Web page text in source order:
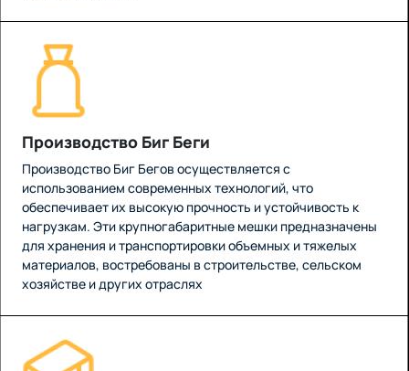
Производство Биг Беги
Производство Биг Бегов осуществляется с
использованием современных технологий, что
обеспечивает их высокую прочность и устойчивость к
нагрузкам. Эти крупногабаритные мешки предназначены
для хранения и транспортировки объемных и тяжелых
материалов, востребованы в строительстве, сельском
хозяйстве и других отраслях